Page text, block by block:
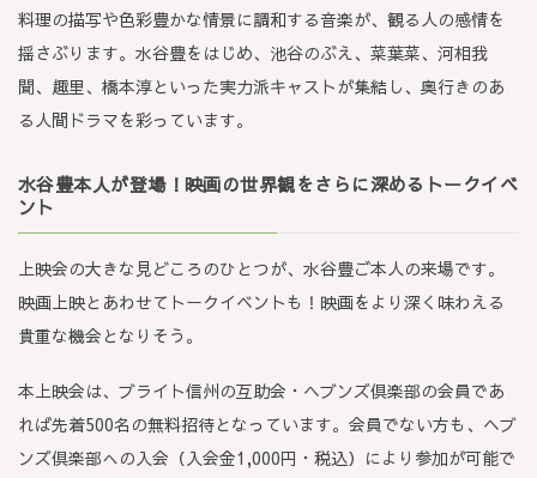
料理の描写や色彩豊かな情景に調和する音楽が、観る人の感情を
揺さぶります。水谷豊をはじめ、池谷のぶえ、菜葉菜、河相我
聞、趣里、橋本淳といった実力派キャストが集結し、奥行きのあ
る人間ドラマを彩っています。
水谷豊本人が登場！映画の世界観をさらに深めるトークイベ
ント
上映会の大きな見どころのひとつが、水谷豊ご本人の来場です。
映画上映とあわせてトークイベントも！映画をより深く味わえる
貴重な機会となりそう。
本上映会は、ブライト信州の互助会・ヘブンズ倶楽部の会員であ
れば先着500名の無料招待となっています。会員でない方も、ヘブ
ンズ倶楽部への入会（入会金1,000円・税込）により参加が可能で